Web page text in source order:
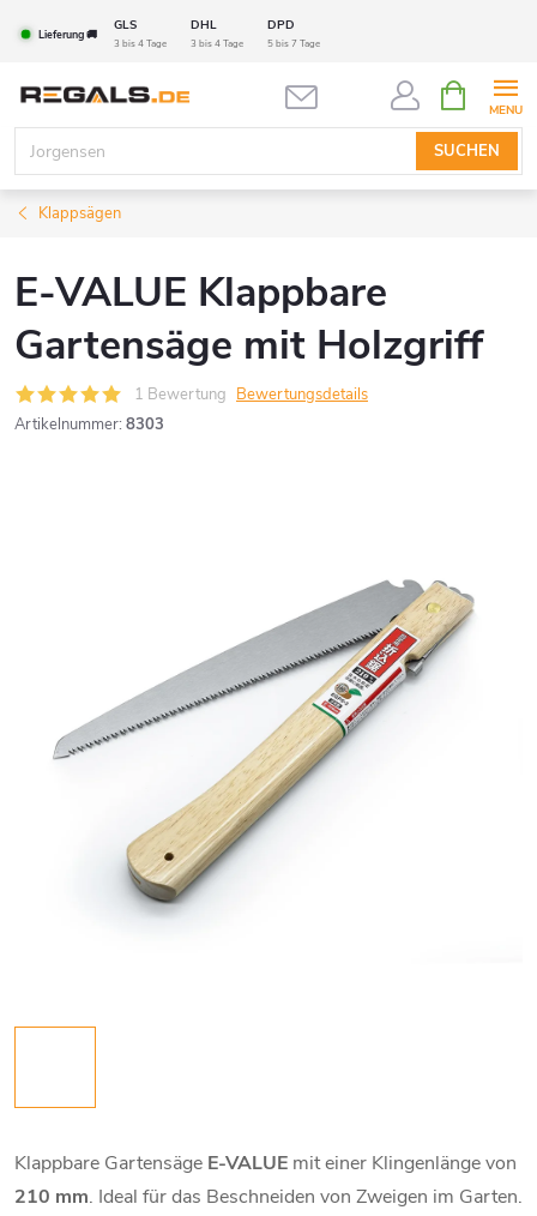
InhaltLieferung 🚚
GLS DHL DPD
3 bis 4 Tage 3 bis 4 Tage 5 bis 7 Tage
SUCHEN
Klappsägen
E-VALUE Klappbare
Gartensäge mit Holzgriff
1 Bewertung Bewertungsdetails
Artikelnummer: 8303
Klappbare Gartensäge E-VALUE mit einer Klingenlänge von
210 mm. Ideal für das Beschneiden von Zweigen im Garten.